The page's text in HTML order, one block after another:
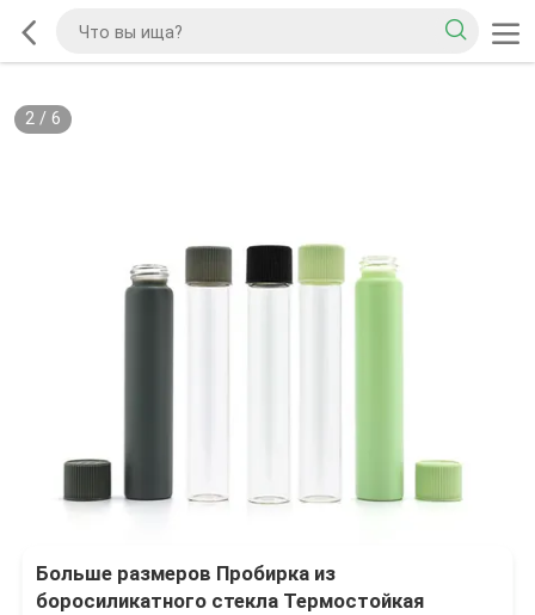
2/ 6
Больше размеров Пробирка из
боросиликатного стекла Термостойкая